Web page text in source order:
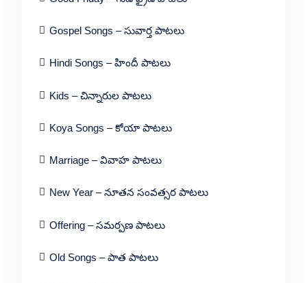
Gospel Songs – సువార్త పాటలు
Hindi Songs – హిందీ పాటలు
Kids – చిన్నారుల పాటలు
Koya Songs – కోయా పాటలు
Marriage – వివాహ పాటలు
New Year – నూతన సంవత్సర పాటలు
Offering – సమర్పణ పాటలు
Old Songs – పాత పాటలు